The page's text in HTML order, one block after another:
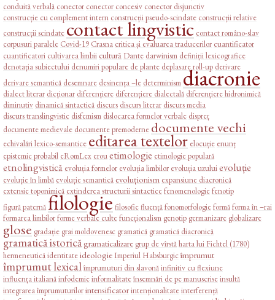
conduită verbală conector conector concesiv conector disjunctiv
construcție cu complement intern construcții pseudo-scindate construcții relative
construcții scindatecontact lingvistic contact româno-slav
corpusuri paralele Covid-19 Crasna critica și evaluarea traducerilor cuantificator
cuantificatori cultivarea limbii cultură Dante darwinism definiții lexicografice
denotația subiectului denumiri populare de plante deplasare roll-up derivare
derivare semantică desemnare desinența –le determinismdiacronie
dialect literar dicționar diferențiere diferențiere dialectală diferențiere hidronimică
diminutiv dinamică sintactică discurs discurs literar discurs media
discurs translingvistic disfemism dislocarea formelor verbale dispreț
documente medievale documente premoderne documente vechi
echivalări lexico-semantice editarea textelor elocuție enunț
epistemic probabil eRomLex erouetimologie etimologie populară
etnolingvistică evoluția formelor evoluția limbilor evoluția uzuluievoluție
evoluție în limbă evoluție semantică evoluționism expansiune diacronică
extensie toponimică extinderea structurii sintacticefenomenologiefenotip
figură paternăfilologiefilosofiefluențăfonomorfologieformăforma în –rai
formarea limbilorforme verbale cultefuncționalism genotip germanizare globalizare
glose gradație grai moldovenesc gramatică gramatică diacronică
gramatică istorică gramaticalizare grup de vîrstăharta lui Fichtel (1780)
hermeneuticăidentitateideologieImperiul Habsburgicîmprumut
împrumut lexicalîmprumuturi din slavonăinfinitiv cu flexiune
influența italianăinfodemieinformalitateînsemnări de pe manuscriseinsultă
integrarea împrumuturilorintensificatorintenționalitateinterferență